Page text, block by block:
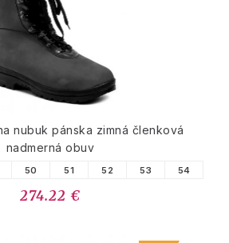
nubuk pánska zimná členková
nadmerná obuv
50 51 52 53 54
274.22 €